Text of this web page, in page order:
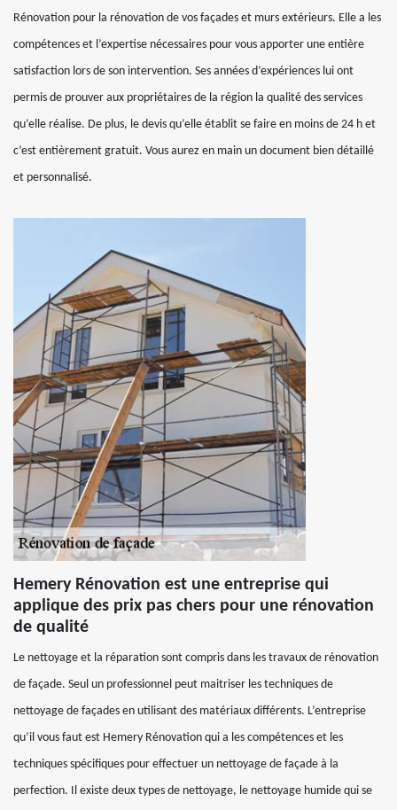
Rénovation pour la rénovation de vos façades et murs extérieurs. Elle a les
compétences et l’expertise nécessaires pour vous apporter une entière
satisfaction lors de son intervention. Ses années d’expériences lui ont
permis de prouver aux propriétaires de la région la qualité des services
qu’elle réalise. De plus, le devis qu’elle établit se faire en moins de 24 h et
c’est entièrement gratuit. Vous aurez en main un document bien détaillé
et personnalisé.
Hemery Rénovation est une entreprise qui
applique des prix pas chers pour une rénovation
de qualité
Le nettoyage et la réparation sont compris dans les travaux de rénovation
de façade. Seul un professionnel peut maitriser les techniques de
nettoyage de façades en utilisant des matériaux différents. L’entreprise
qu’il vous faut est Hemery Rénovation qui a les compétences et les
techniques spécifiques pour effectuer un nettoyage de façade à la
perfection. Il existe deux types de nettoyage, le nettoyage humide qui se